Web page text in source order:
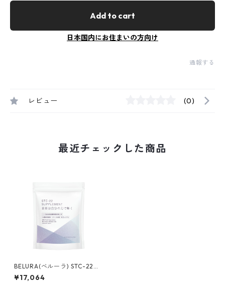
Add to cart
日本国内にお住まいの方向け
通報する
レビュー (0)
最近チェックした商品
BELURA(べルーラ) STC-22
サプリメント
¥17,064